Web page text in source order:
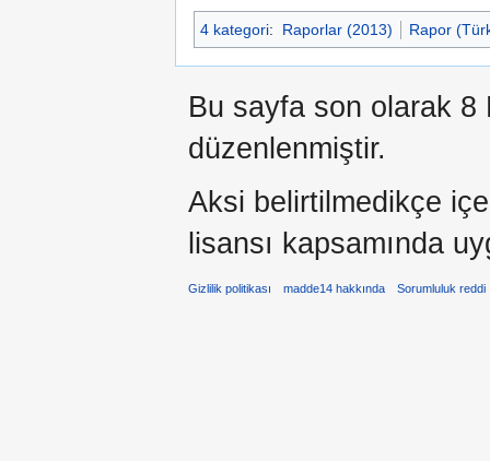
4 kategori: Raporlar (2013) Rapor
Bu sayfa son olarak
düzenlenmiştir.
Aksi belirtilmedikçe
lisansı kapsamında
Gizlilik politikası madde14 hakkında Sorumluluk reddi